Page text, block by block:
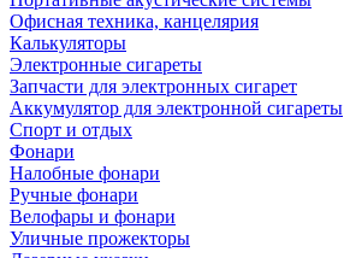
Офисная техника, канцелярия
Калькуляторы
Электронные сигареты
Запчасти для электронных сигарет
Аккумулятор для электронной сигареты
Спорт и отдых
Фонари
Налобные фонари
Ручные фонари
Велофары и фонари
Уличные прожекторы